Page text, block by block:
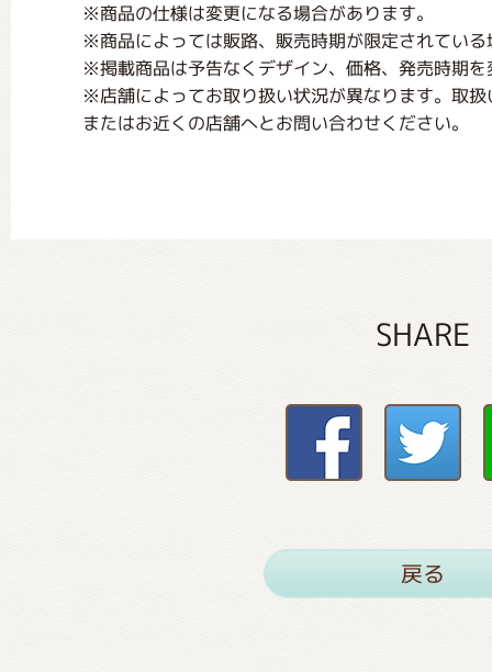
※商品の仕様は変更になる場合があります。
※商品によっては販路、販売時期が限定されてい
※掲載商品は予告なくデザイン、価格、発売時期
※店舗によってお取り扱い状況が異なります。取
またはお近くの店舗へとお問い合わせください。
SHARE
戻る